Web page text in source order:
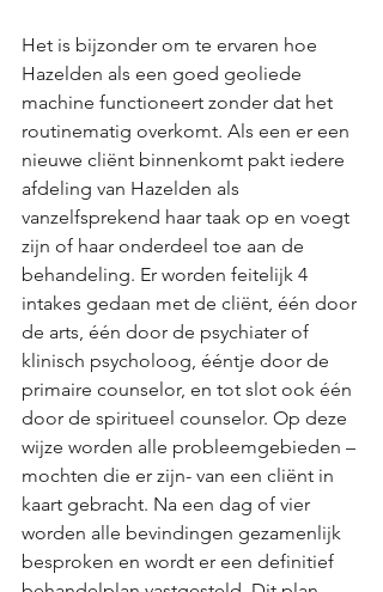
Het is bijzonder om te ervaren hoe
Hazelden als een goed geoliede
machine functioneert zonder dat het
routinematig overkomt. Als een er een
nieuwe cliënt binnenkomt pakt iedere
afdeling van Hazelden als
vanzelfsprekend haar taak op en voegt
zijn of haar onderdeel toe aan de
behandeling. Er worden feitelijk 4
intakes gedaan met de cliënt, één door
de arts, één door de psychiater of
klinisch psycholoog, ééntje door de
primaire counselor, en tot slot ook één
door de spiritueel counselor. Op deze
wijze worden alle probleemgebieden –
mochten die er zijn- van een cliënt in
kaart gebracht. Na een dag of vier
worden alle bevindingen gezamenlijk
besproken en wordt er een definitief